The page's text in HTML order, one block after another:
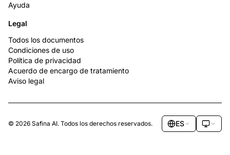
Ayuda
Legal
Todos los documentos
Condiciones de uso
Política de privacidad
Acuerdo de encargo de tratamiento
Aviso legal
© 2026 Safina AI. Todos los derechos reservados. ES